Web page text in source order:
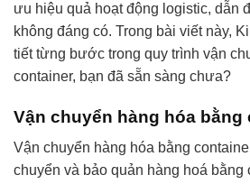
ưu hiệu quả hoạt động logistic, dẫn
không đáng có. Trong bài viết này,
tiết từng bước trong quy trình vận
container, bạn đã sẵn sàng chưa?
Vận chuyển hàng hóa bằng
Vận chuyển hàng hóa bằng
chuyển và bảo quản hàng hoá bằng